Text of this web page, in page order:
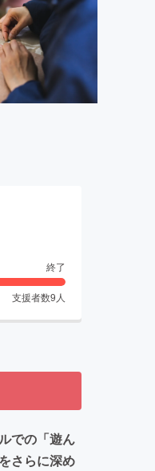
終了
支援者数9 人
での「遊ん
さらに深め